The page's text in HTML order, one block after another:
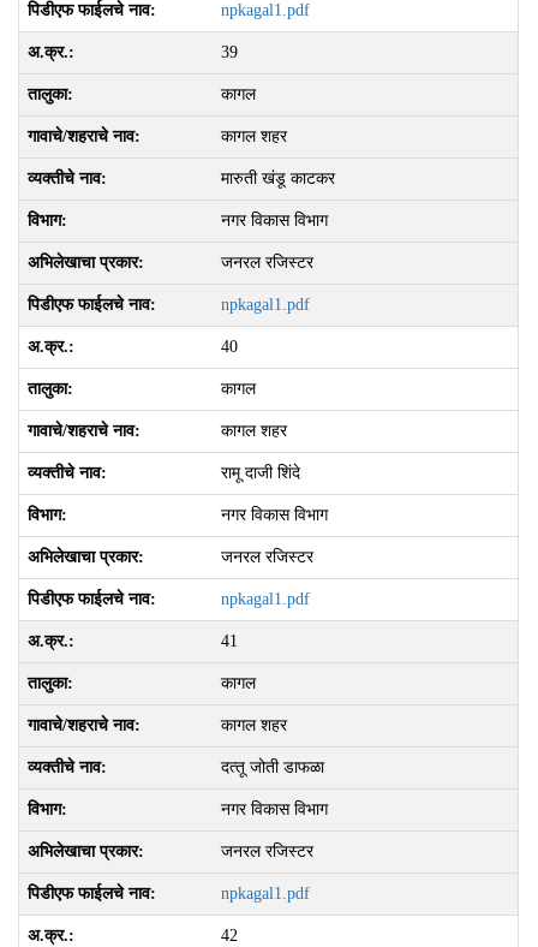
npkagal1.pdf
39
कागल
कागल शहर
मारुती खंडू काटकर
नगर विकास विभाग
जनरल रजिस्टर
npkagal1.pdf
40
कागल
कागल शहर
रामू दाजी शिंदे
नगर विकास विभाग
जनरल रजिस्टर
npkagal1.pdf
41
कागल
कागल शहर
दत्‍तू जोती डाफळा
नगर विकास विभाग
जनरल रजिस्टर
npkagal1.pdf
42